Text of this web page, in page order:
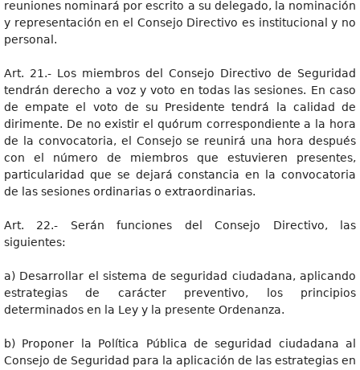
reuniones nominará por escrito a su delegado, la nominación
y representación en el Consejo Directivo es institucional y no
personal.
Art. 21.- Los miembros del Consejo Directivo de Seguridad
tendrán derecho a voz y voto en todas las sesiones. En caso
de empate el voto de su Presidente tendrá la calidad de
dirimente. De no existir el quórum correspondiente a la hora
de la convocatoria, el Consejo se reunirá una hora después
con el número de miembros que estuvieren presentes,
particularidad que se dejará constancia en la convocatoria
de las sesiones ordinarias o extraordinarias.
Art. 22.- Serán funciones del Consejo Directivo, las
siguientes:
a) Desarrollar el sistema de seguridad ciudadana, aplicando
estrategias de carácter preventivo, los principios
determinados en la Ley y la presente Ordenanza.
b) Proponer la Política Pública de seguridad ciudadana al
Consejo de Seguridad para la aplicación de las estrategias en